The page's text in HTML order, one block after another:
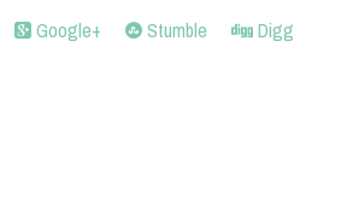
Google+ Stumble Digg